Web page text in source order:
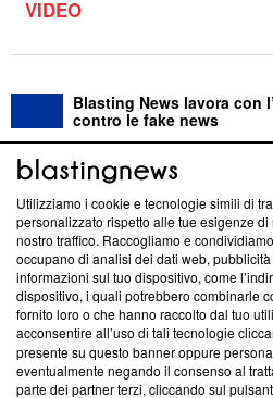
VIDEO
Blasting News lavora con
contro le fake news
ABOUT LINEA
Questa sezione offre informazioni
News, sui nostri processi editoriali
creare news di qualità. Inoltre,
‘Trust Project - News with Integrity’
ancora membro del programma,
parte; Trust Project non ha ancora
conformità agli standard.
Utilizziamo i cookie e tecnologie simili di
personalizzato rispetto alle tue esigenze
nostro traffico. Raccogliamo e
occupano di analisi dei dati web,
informazioni sul tuo dispositivo, come
dispositivo, i quali potrebbero combinarle
fornito loro o che hanno raccolto dal tuo
acconsentire all’uso di tali tecnologie
presente su questo banner oppure
eventualmente negando il consenso al
parte dei partner terzi, cliccando sul